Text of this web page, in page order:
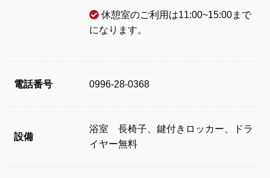
休憩室のご利用は11:00~15:00まで
になります。
電話番号 0996-28-0368
設備
浴室 長椅子、鍵付きロッカー、ドラ
イヤー無料